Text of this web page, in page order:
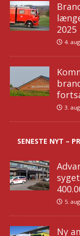
2025
4.
3.
SENESTE NYT –
5.
Ny